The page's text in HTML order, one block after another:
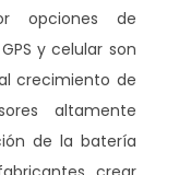
opciones de
y celular son
crecimiento de
altamente
de la batería